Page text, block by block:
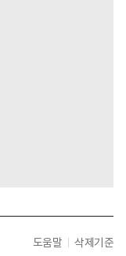
도움말 삭제기준